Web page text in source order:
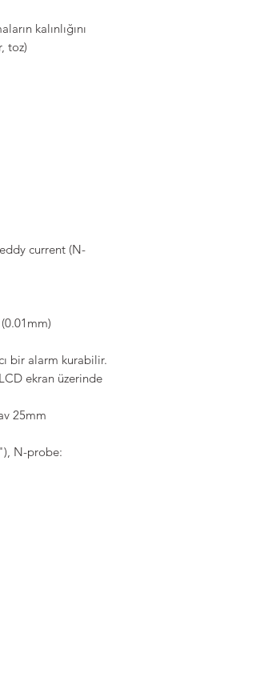
kalınlığını
toz)
current (N-
bir alarm kurabilir.
ekran üzerinde
25mm
N-probe: